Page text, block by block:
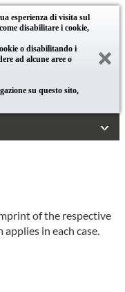
esperienza di visita sul
disabilitare i cookie,
o disabilitando i
ad alcune aree o
su questo sito,
of the respective
in each case.